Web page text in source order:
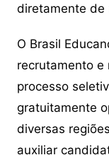
diretamente de
O Brasil
recrutamento e
processo
gratuitamente
diversas
auxiliar